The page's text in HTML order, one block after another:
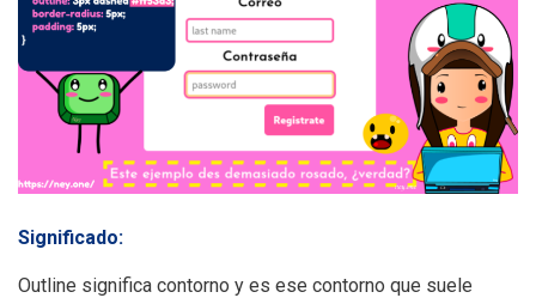
Significado:
Outline significa contorno y es ese contorno que suele